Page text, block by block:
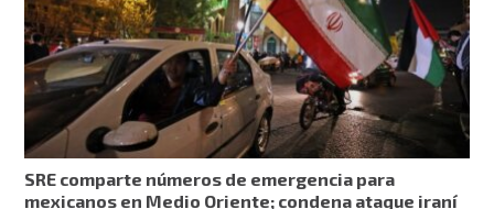
SRE comparte números de emergencia para
mexicanos en Medio Oriente; condena ataque iraní